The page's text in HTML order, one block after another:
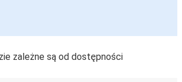
zależne są od dostępności